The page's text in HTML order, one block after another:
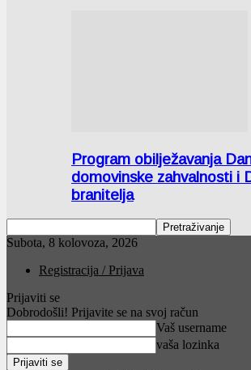
Program obilježavanja
domovinske zahvalnosti i
branitelja
Subota, 8 kolovoza, 2026
Registracija / Prijava
Prijaviti se
Dobrodošli! Prijavite se na svoj račun
Vaš username
vaša lozinka